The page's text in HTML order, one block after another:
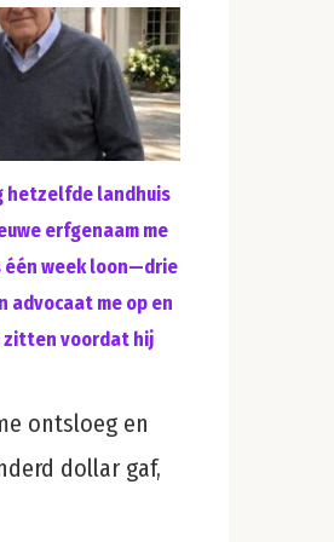
hetzelfde landhuis
erfgenaam me
week loon—drie
advocaat me op en
zitten voordat hij
ontsloeg en
dollar gaf,